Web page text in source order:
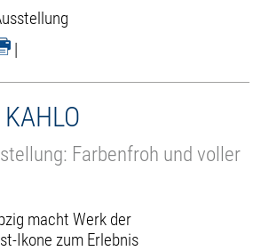
|
Farbenfroh und voller
macht Werk der
Ikone zum Erlebnis